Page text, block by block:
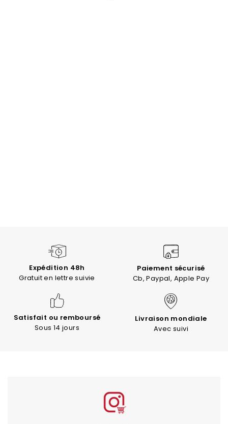
Expédition 48h
Gratuit en lettre suivie
Paiement sécurisé
Cb, Paypal, Apple Pay
Satisfait ou remboursé
Sous 14 jours
Livraison mondiale
Avec suivi